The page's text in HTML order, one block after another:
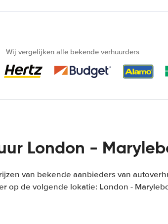
Wij vergelijken alle bekende verhuurders
London -
van bekende aanbieders van
op de volgende lokatie: London -